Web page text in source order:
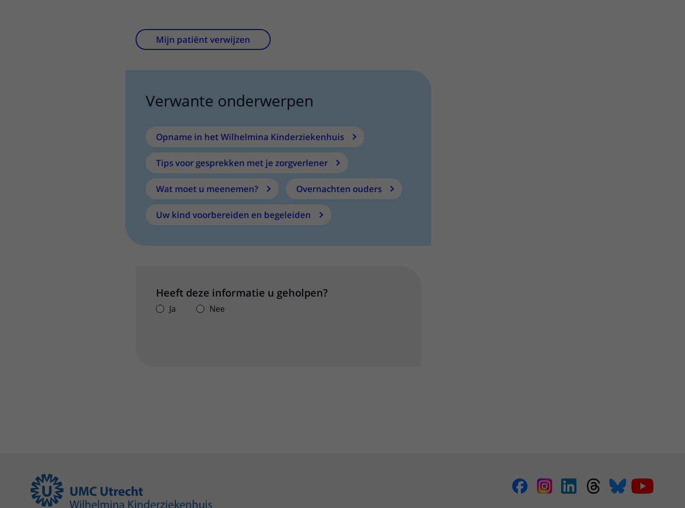
Mijn patiënt verwijzen
Verwante onderwerpen
Opname in het Wilhelmina Kinderziekenhuis
Tips voor gesprekken met je zorgverlener
Wat moet u meenemen? Overnachten ouders
Uw kind voorbereiden en begeleiden
Heeft deze informatie u geholpen?
Ja Nee